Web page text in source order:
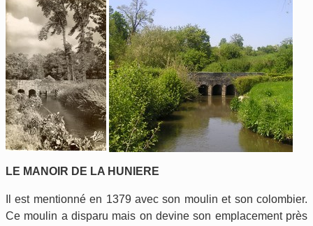
LE MANOIR DE LA HUNIERE
Il est mentionné en 1379 avec son moulin et son colombier.
Ce moulin a disparu mais on devine son emplacement près